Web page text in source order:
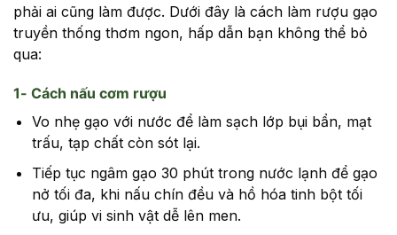
phải ai cũng làm được. Dưới đây là cách làm rượu gạo
truyền thống thơm ngon, hấp dẫn bạn không thể bỏ
qua:
1- Cách nấu cơm rượu
Vo nhẹ gạo với nước để làm sạch lớp bụi bẩn, mạt
trấu, tạp chất còn sót lại.
Tiếp tục ngâm gạo 30 phút trong nước lạnh để gạo
nở tối đa, khi nấu chín đều và hồ hóa tinh bột tối
ưu, giúp vi sinh vật dễ lên men.